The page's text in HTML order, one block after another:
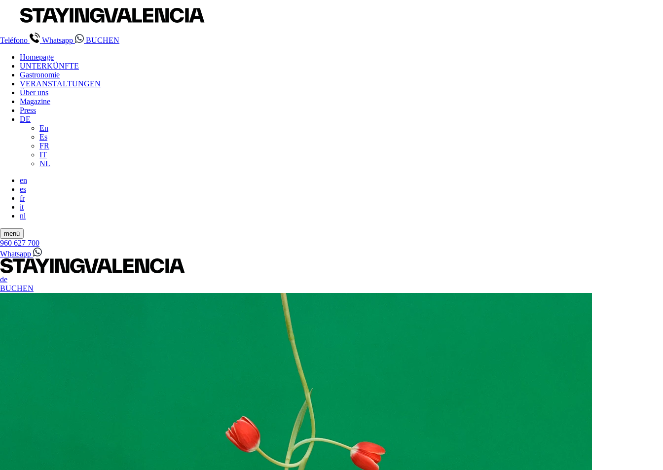
Teléfono Whatsapp
BUCHEN
Homepage
UNTERKÜNFTE
Gastronomie
VERANSTALTUNGEN
Über uns
Magazine
Press
DE
En
Es
FR
IT
NL
en
es
fr
it
nl
menú
960 627 700
Whatsapp
de
BUCHEN